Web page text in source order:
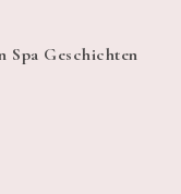
Spa Geschichten